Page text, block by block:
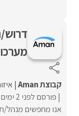
קבוצת Aman
פורסם לפני 2 ימים